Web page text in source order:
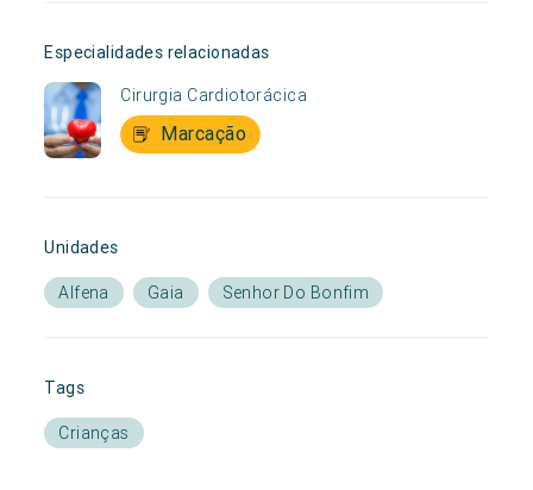
Especialidades relacionadas
Cirurgia Cardiotorácica
Marcação
Unidades
Alfena Gaia Senhor Do Bonfim
Tags
Crianças